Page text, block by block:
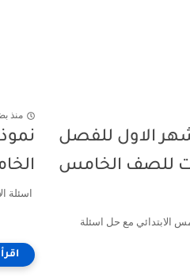
الاول للفصل
للصف الخامس
الابتدائي مع حل اسئلة
منذ
اسئلة